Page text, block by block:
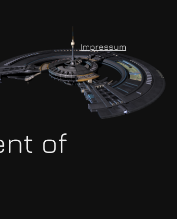
Impressum
of